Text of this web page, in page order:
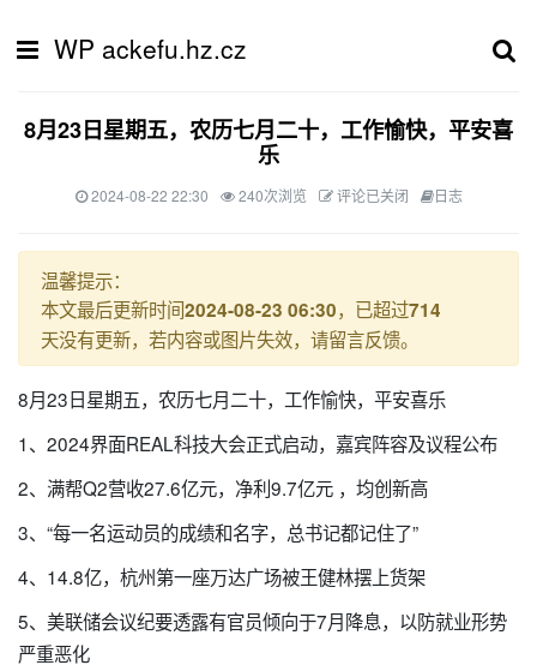
WP ackefu.hz.cz
8月23日星期五，农历七月二十，工作愉快，平安喜
乐
2024-08-22 22:30 240次浏览 评论已关闭 日志
温馨提示：
本文最后更新时间2024-08-23 06:30，已超过714
天没有更新，若内容或图片失效，请留言反馈。
8月23日星期五，农历七月二十，工作愉快，平安喜乐
1、2024界面REAL科技大会正式启动，嘉宾阵容及议程公布
2、满帮Q2营收27.6亿元，净利9.7亿元 ，均创新高
3、“每一名运动员的成绩和名字，总书记都记住了”
4、14.8亿，杭州第一座万达广场被王健林摆上货架
5、美联储会议纪要透露有官员倾向于7月降息，以防就业形势
严重恶化